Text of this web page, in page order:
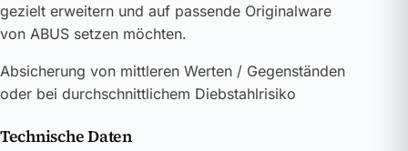
gezielt erweitern und auf passende Originalware
von ABUS setzen möchten.
Absicherung von mittleren Werten / Gegenständen
oder bei durchschnittlichem Diebstahlrisiko
Technische Daten